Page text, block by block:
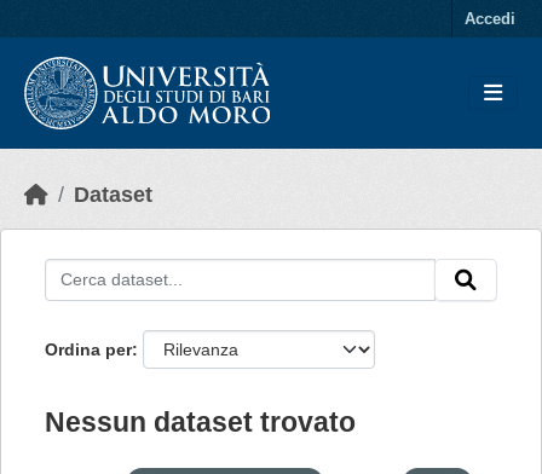
Accedi
Dataset
Ordina per
Nessun dataset trovato